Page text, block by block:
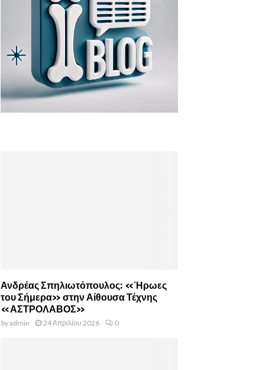
Ανδρέας Σπηλιωτόπουλος: «Ήρωες
του Σήμερα» στην Αίθουσα Τέχνης
«ΑΣΤΡΟΛΑΒΟΣ»
byadmin 24 Απριλίου 2026 0